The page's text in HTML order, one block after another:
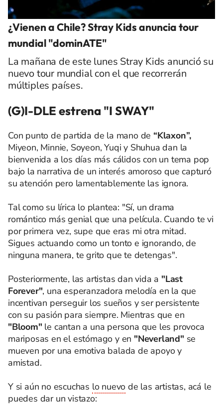
¿Vienen a Chile? Stray Kids anuncia tour
mundial "dominATE"
La mañana de este lunes Stray Kids anunció su
nuevo tour mundial con el que recorrerán
múltiples países.
(G)I-DLE estrena "I SWAY"
Con punto de partida de la mano de “Klaxon”,
Miyeon, Minnie, Soyeon, Yuqi y Shuhua dan la
bienvenida a los días más cálidos con un tema pop
bajo la narrativa de un interés amoroso que capturó
su atención pero lamentablemente las ignora.
Tal como su lírica lo plantea: "Sí, un drama
romántico más genial que una película. Cuando te vi
por primera vez, supe que eras mi otra mitad.
Sigues actuando como un tonto e ignorando, de
ninguna manera, te grito que te detengas".
Posteriormente, las artistas dan vida a "Last
Forever", una esperanzadora melodía en la que
incentivan perseguir los sueños y ser persistente
con su pasión para siempre. Mientras que en
"Bloom" le cantan a una persona que les provoca
mariposas en el estómago y en "Neverland" se
mueven por una emotiva balada de apoyo y
amistad.
Y si aún no escuchas lo nuevo de las artistas, acá le
puedes dar un vistazo: